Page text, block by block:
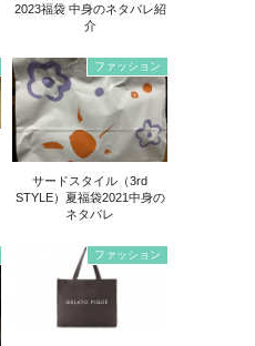
2023福袋 中身のネタバレ紹
介
ファッション
サードスタイル（3rd
STYLE）夏福袋2021中身の
ネタバレ
ファッション